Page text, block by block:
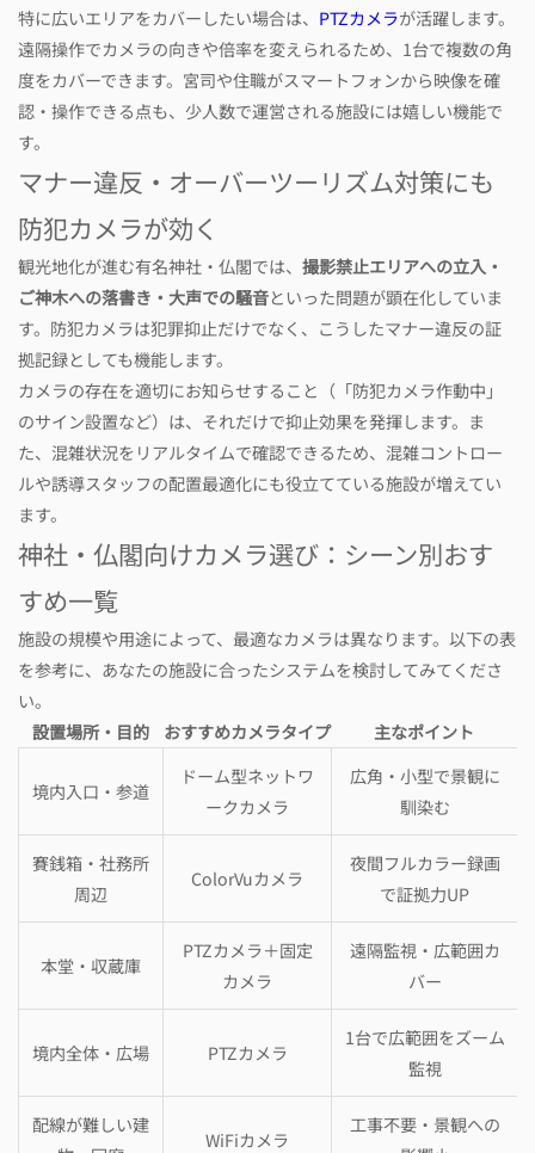
特に広いエリアをカバーしたい場合は、 PTZカメラが活躍します。
遠隔操作でカメラの向きや倍率を変えられるため、1台で複数の角
度をカバーできます。宮司や住職がスマートフォンから映像を確
認・操作できる点も、少人数で運営される施設には嬉しい機能で
す。
マナー違反・オーバーツーリズム対策にも
防犯カメラが効く
観光地化が進む有名神社・仏閣では、 撮影禁止エリアへの立入・
ご神木への落書き・大声での騒音といった問題が顕在化していま
す。防犯カメラは犯罪抑止だけでなく、こうしたマナー違反の証
拠記録としても機能します。
カメラの存在を適切にお知らせすること（「防犯カメラ作動中」
のサイン設置など）は、それだけで抑止効果を発揮します。ま
た、混雑状況をリアルタイムで確認できるため、混雑コントロー
ルや誘導スタッフの配置最適化にも役立てている施設が増えてい
ます。
神社・仏閣向けカメラ選び：シーン別おす
すめ一覧
施設の規模や用途によって、最適なカメラは異なります。以下の表
を参考に、あなたの施設に合ったシステムを検討してみてくださ
い。
設置場所・目的
おすすめカメラタイプ 主なポイント
境内入口・参道
ドーム型ネットワ
ークカメラ
広角・小型で景観に
馴染む
賽銭箱・社務所
周辺
ColorVuカメラ
夜間フルカラー録画
で証拠力UP
本堂・収蔵庫
PTZカメラ＋固定
カメラ
遠隔監視・広範囲カ
バー
境内全体・広場 PTZカメラ
1台で広範囲をズーム
監視
配線が難しい建
WiFiカメラ
工事不要・景観への